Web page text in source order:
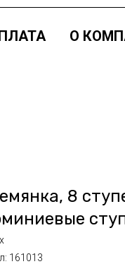
О
8
161013